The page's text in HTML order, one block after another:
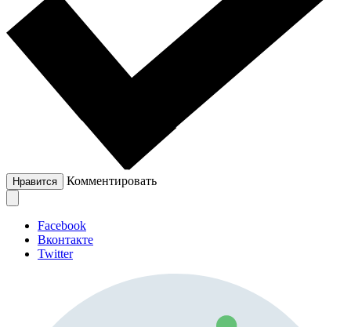
Нравится Комментировать
Facebook
Вконтакте
Twitter